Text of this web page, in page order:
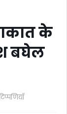
के
बघेल